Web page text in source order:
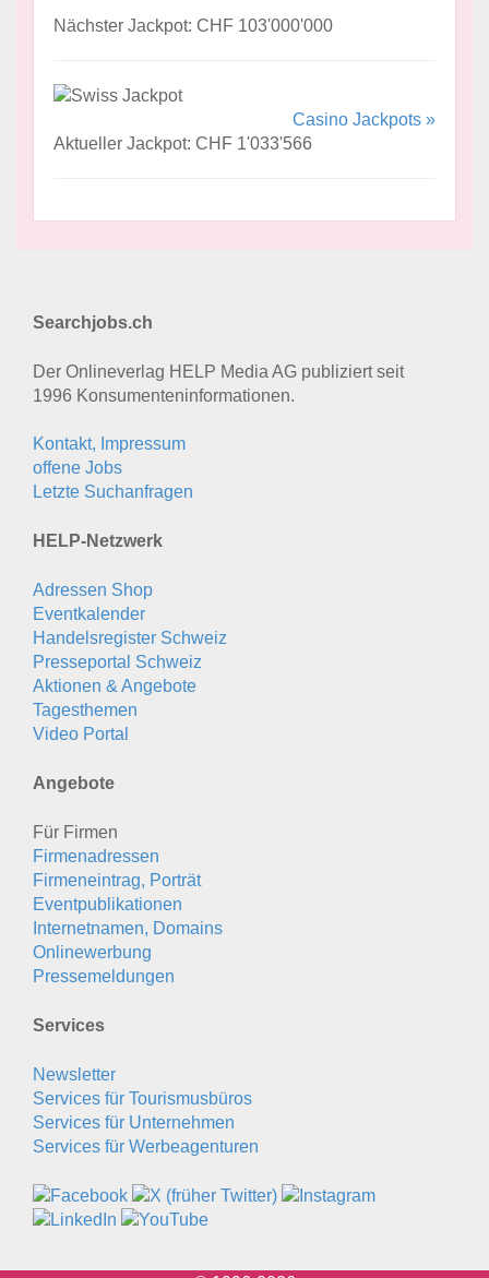
Nächster Jackpot: CHF 103'000'000
Casino Jackpots »
Aktueller Jackpot: CHF 1'033'566
Searchjobs.ch
Der Onlineverlag HELP Media AG publiziert seit
1996 Konsumenten­informationen.
Kontakt, Impressum
offene Jobs
Letzte Suchanfragen
HELP-Netzwerk
Adressen Shop
Eventkalender
Handelsregister Schweiz
Presseportal Schweiz
Aktionen & Angebote
Tagesthemen
Video Portal
Angebote
Für Firmen
Firmenadressen
Firmeneintrag, Porträt
Eventpublikationen
Internetnamen, Domains
Onlinewerbung
Pressemeldungen
Services
Newsletter
Services für Tourismusbüros
Services für Unternehmen
Services für Werbeagenturen